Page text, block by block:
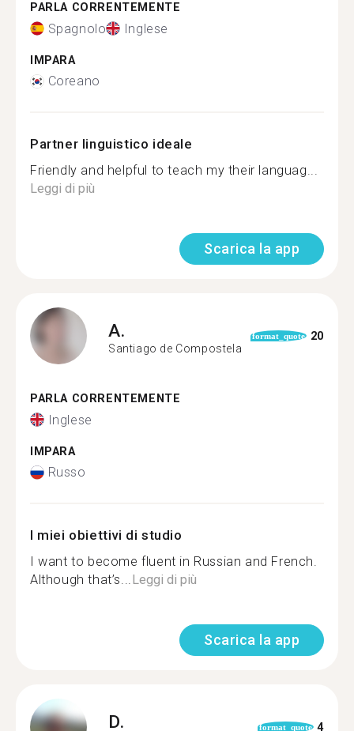
PARLA CORRENTEMENTE
Spagnolo Inglese
IMPARA
Coreano
Partner linguistico ideale
Friendly and helpful to teach my their languag...
Leggi di più
Scarica la app
A.
Santiago de Compostela
format_quote 20
PARLA CORRENTEMENTE
Inglese
IMPARA
Russo
I miei obiettivi di studio
I want to become fluent in Russian and French.
Although that’s...Leggi di più
Scarica la app
D. format_quote 4